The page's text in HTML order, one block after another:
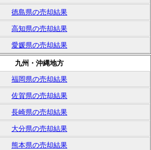
徳島県の売却結果
高知県の売却結果
愛媛県の売却結果
九州・沖縄地方
福岡県の売却結果
佐賀県の売却結果
長崎県の売却結果
大分県の売却結果
熊本県の売却結果